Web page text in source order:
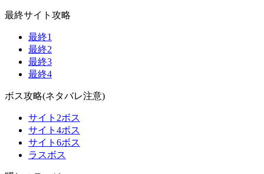
最終サイト攻略
最終1
最終2
最終3
最終4
ボス攻略(ネタバレ注意)
サイト2ボス
サイト4ボス
サイト6ボス
ラスボス